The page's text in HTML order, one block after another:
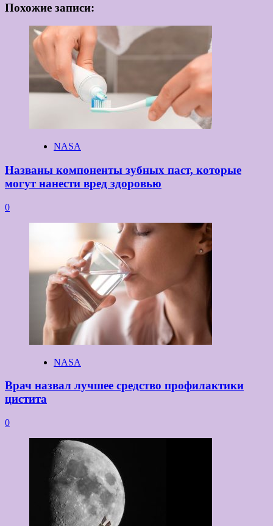
Похожие записи:
NASA
Названы компоненты зубных паст, которые
могут нанести вред здоровью
0
NASA
Врач назвал лучшее средство профилактики
цистита
0